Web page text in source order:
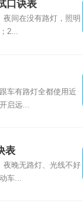
口诀表
夜间在没有路灯，照明
2...
车有路灯全都使用近
启远...
表
夜晚无路灯、光线不好
车...